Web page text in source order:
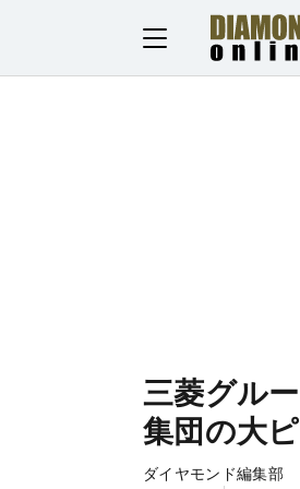
三菱グル
集団の大
ダイヤモンド編集部